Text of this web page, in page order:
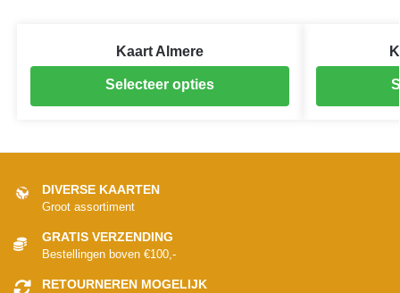
Kaart Almere
Selecteer opties
DIVERSE KAARTEN
Groot assortiment
GRATIS VERZENDING
Bestellingen boven €100,-
RETOURNEREN MOGELIJK